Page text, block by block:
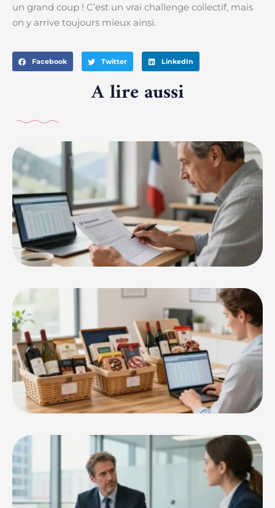
un grand coup ! C’est un vrai challenge collectif, mais
on y arrive toujours mieux ainsi.
Facebook Twitter LinkedIn
A lire aussi